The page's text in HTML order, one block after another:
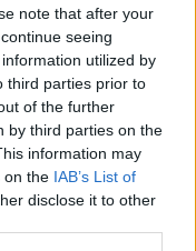
note that after your
seeing
utilized by
third parties prior to
of the further
by third parties on the
information may
on the IAB’s List of
disclose it to other
három modellel
Samsung, és az
a cég a jól bevált
S21+, valamint egy